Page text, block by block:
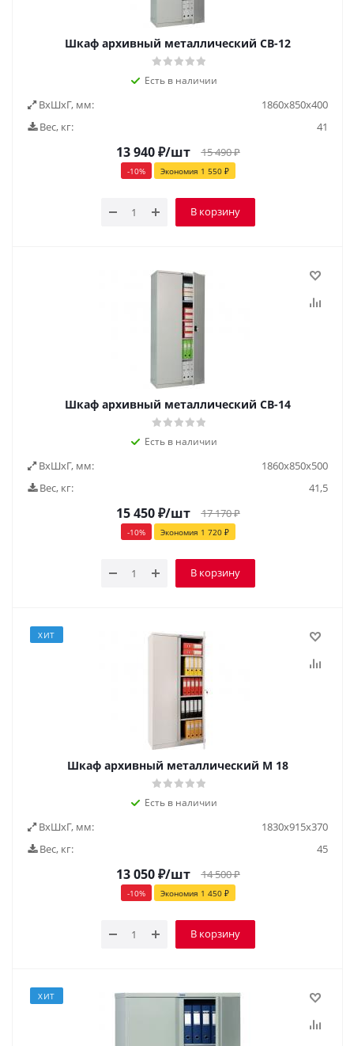
Шкаф архивный металлический СВ-12
Есть в наличии
ВxШxГ, мм:
1860х850х400
Вес, кг:
41
13 940₽/шт 15 490₽
-10% Экономия 1 550₽
В корзину
Шкаф архивный металлический СВ-14
Есть в наличии
ВxШxГ, мм:
1860х850х500
Вес, кг:
41,5
15 450₽/шт 17 170₽
-10% Экономия 1 720₽
В корзину
ХИТ
Шкаф архивный металлический М 18
Есть в наличии
ВxШxГ, мм:
1830х915х370
Вес, кг:
45
13 050₽/шт 14 500₽
-10% Экономия 1 450₽
В корзину
ХИТ